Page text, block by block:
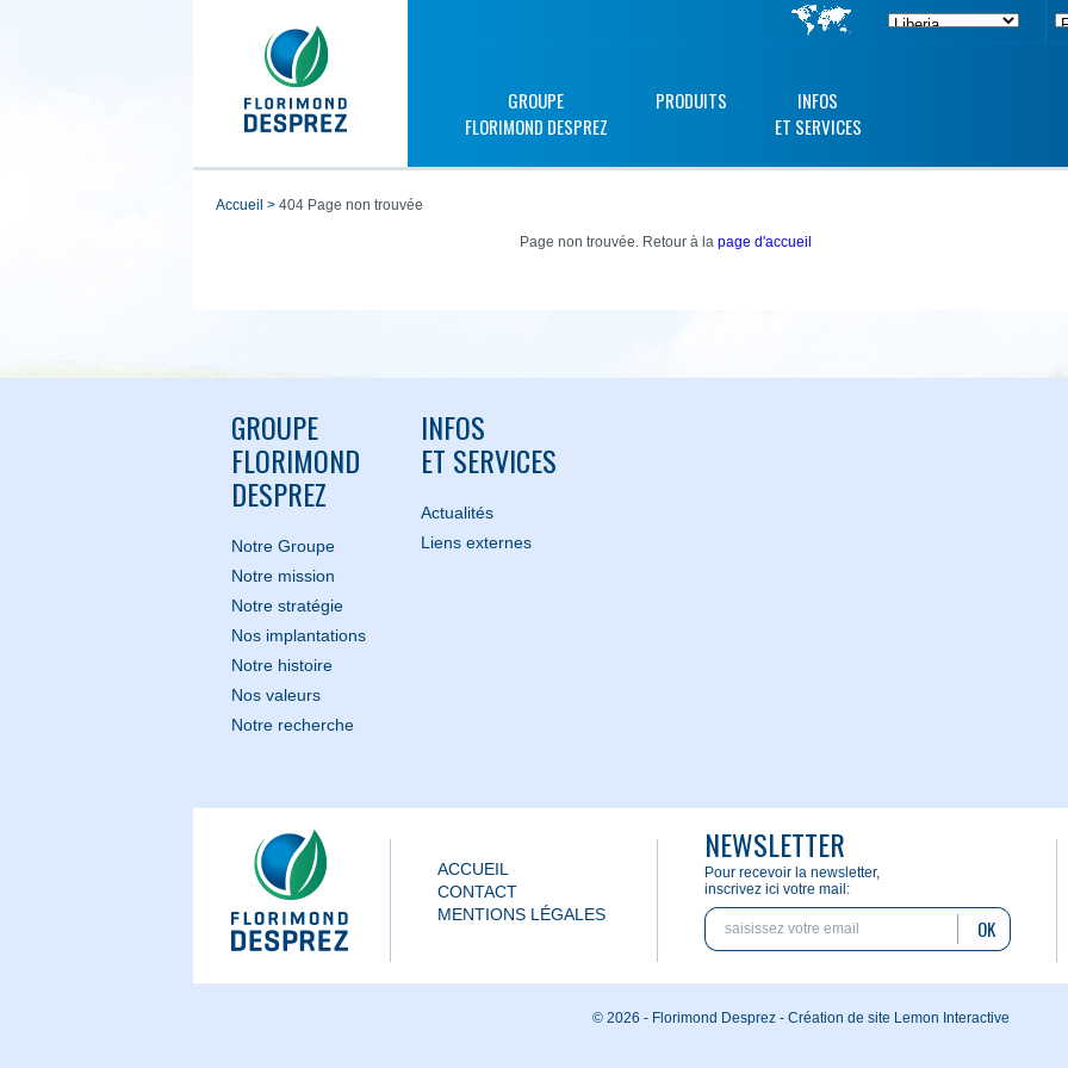
GROUPE
FLORIMOND DESPREZ
PRODUITS
INFOS
ET SERVICES
accueil > 404 Page non trouvée
Page non trouvée. Retour à la page d'accueil
GROUPE
FLORIMOND
DESPREZ
Notre Groupe
Notre mission
Notre stratégie
Nos implantations
Notre histoire
Nos valeurs
Notre recherche
INFOS
ET SERVICES
Actualités
Liens externes
ACCUEIL
CONTACT
MENTIONS LÉGALES
NEWSLETTER
Pour recevoir la newsletter,
inscrivez ici votre mail:
OK
© 2026 - Florimond Desprez - Création de site Lemon Interactive